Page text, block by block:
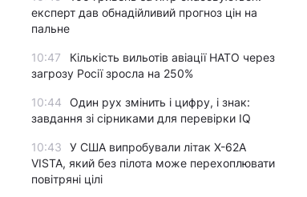
експерт дав обнадійливий прогноз цін на
пальне
10:47
Кількість вильотів авіації НАТО через
загрозу Росії зросла на 250%
10:44
Один рух змінить і цифру, і знак:
завдання зі сірниками для перевірки IQ
10:43
У США випробували літак X-62A
VISTA, який без пілота може перехоплювати
повітряні цілі